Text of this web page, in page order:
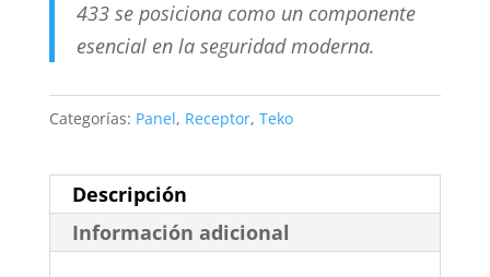
433 se posiciona como un componente
esencial en la seguridad moderna.
Categorías: Panel, Receptor, Teko
Descripción
Información adicional